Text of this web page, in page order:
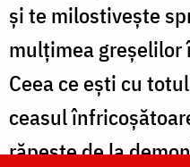
şi te milostiveşte
mulţimea greşelilor
Ceea ce eşti cu
ceasul
răpeşte de la